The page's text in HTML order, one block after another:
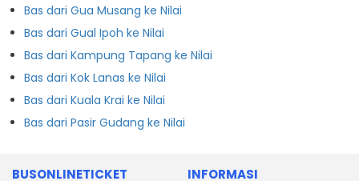
Bas dari Gua Musang ke Nilai
Bas dari Gual Ipoh ke Nilai
Bas dari Kampung Tapang ke Nilai
Bas dari Kok Lanas ke Nilai
Bas dari Kuala Krai ke Nilai
Bas dari Pasir Gudang ke Nilai
BUSONLINETICKET INFORMASI